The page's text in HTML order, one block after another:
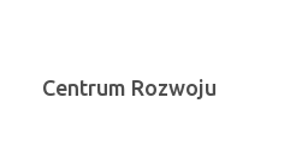
Centrum Rozwoju